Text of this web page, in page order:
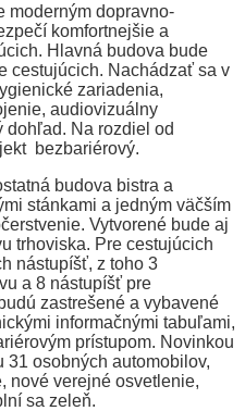
moderným dopravno-
komfortnejšie a
Hlavná budova bude
cestujúcich. Nachádzať sa v
zariadenia,
audiovizuálny
dohľad. Na rozdiel od
bezbariérový.
budova bistra a
stánkami a jedným väčším
Vytvorené bude aj
trhoviska. Pre cestujúcich
nástupíšť, z toho 3
a 8 nástupíšť pre
zastrešené a vybavené
informačnými tabuľami,
prístupom. Novinkou
31 osobných automobilov,
nové verejné osvetlenie,
sa zeleň.